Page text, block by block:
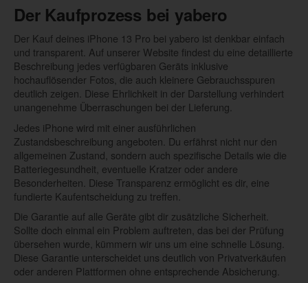
Der Kaufprozess bei yabero
Der Kauf deines iPhone 13 Pro bei yabero ist denkbar einfach
und transparent. Auf unserer Website findest du eine detaillierte
Beschreibung jedes verfügbaren Geräts inklusive
hochauflösender Fotos, die auch kleinere Gebrauchsspuren
deutlich zeigen. Diese Ehrlichkeit in der Darstellung verhindert
unangenehme Überraschungen bei der Lieferung.
Jedes iPhone wird mit einer ausführlichen
Zustandsbeschreibung angeboten. Du erfährst nicht nur den
allgemeinen Zustand, sondern auch spezifische Details wie die
Batteriegesundheit, eventuelle Kratzer oder andere
Besonderheiten. Diese Transparenz ermöglicht es dir, eine
fundierte Kaufentscheidung zu treffen.
Die Garantie auf alle Geräte gibt dir zusätzliche Sicherheit.
Sollte doch einmal ein Problem auftreten, das bei der Prüfung
übersehen wurde, kümmern wir uns um eine schnelle Lösung.
Diese Garantie unterscheidet uns deutlich von Privatverkäufen
oder anderen Plattformen ohne entsprechende Absicherung.